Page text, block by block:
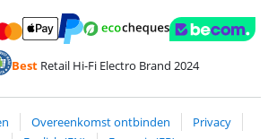
en Visa via ClickToPay
BestRetail Hi-Fi Electro Brand 2024
Overeenkomst ontbinden
Privacy